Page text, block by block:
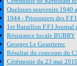
Quelques souvenirs 1940
1944 - Prisonniers des
1er Bataillon F.F.I Journal
Résistance locale BUBRY
Georges Le Gourrierec
Résultat du concours du
Cérémonie du 23 mai